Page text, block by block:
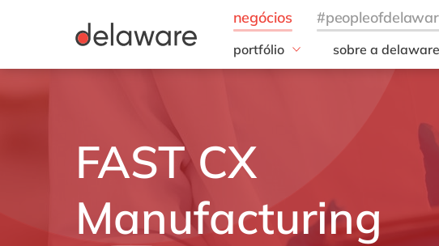
portfólio
Insigths
AI
ESG
sobre a delaware
FAST CX
Manufacturing